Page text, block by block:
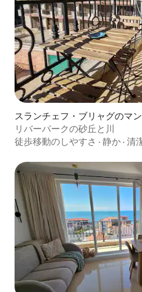
スランチェフ・ブリャグのマ
リバーパークの砂丘と川
徒歩移動のしやすさ · 静か · 清